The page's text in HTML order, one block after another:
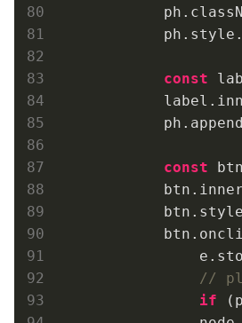
const
const
//
if